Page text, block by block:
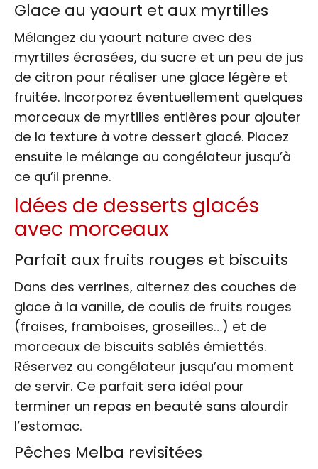
Glace au yaourt et aux myrtilles
Mélangez du yaourt nature avec des
myrtilles écrasées, du sucre et un peu de jus
de citron pour réaliser une glace légère et
fruitée. Incorporez éventuellement quelques
morceaux de myrtilles entières pour ajouter
de la texture à votre dessert glacé. Placez
ensuite le mélange au congélateur jusqu’à
ce qu’il prenne.
Idées de desserts glacés
avec morceaux
Parfait aux fruits rouges et biscuits
Dans des verrines, alternez des couches de
glace à la vanille, de coulis de fruits rouges
(fraises, framboises, groseilles…) et de
morceaux de biscuits sablés émiettés.
Réservez au congélateur jusqu’au moment
de servir. Ce parfait sera idéal pour
terminer un repas en beauté sans alourdir
l’estomac.
Pêches Melba revisitées